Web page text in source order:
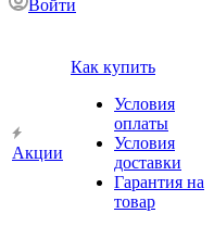
Войти
Акции
Как купить
Условия
оплаты
Условия
доставки
Гарантия на
товар